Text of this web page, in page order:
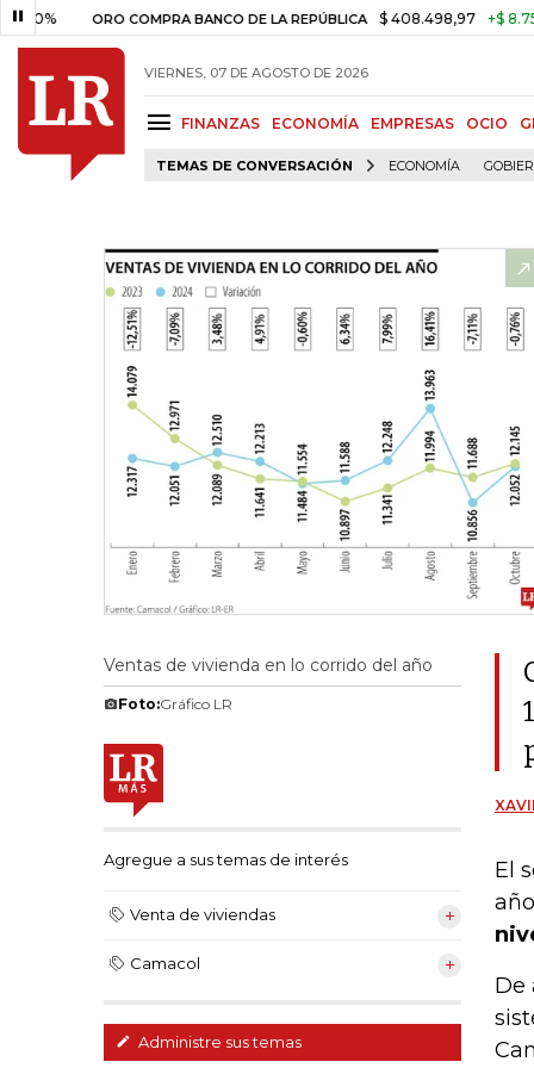
ORO COMPRA BANCO DE LA REPÚBLICA $ 408.498,97 +$ 8.753,81
VIERNES, 07 DE AGOSTO DE 2026
FINANZAS ECONOMÍA EMPRESAS OCIO
TEMAS DE CONVERSACIÓN ECONOMÍA
Ventas de vivienda en lo corrido del año
Foto:Gráfico LR
Agregue a sus temas de interés
Venta de viviendas
Camacol
Administre sus temas
El
De